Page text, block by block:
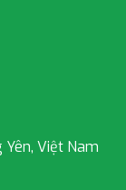
Yên, Việt Nam